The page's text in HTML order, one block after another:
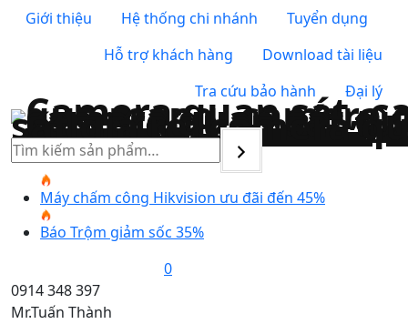
Giới thiệu Hệ thống chi nhánh
Tuyển dụng
Hỗ trợ khách hàng
Download tài liệu
Tra cứu bảo hành
Đại lý
Tìm
kiếm
Máy chấm công Hikvision ưu đãi đến 45%
Báo Trộm giảm sốc 35%
0
0914 348 397
Mr.Tuấn Thành